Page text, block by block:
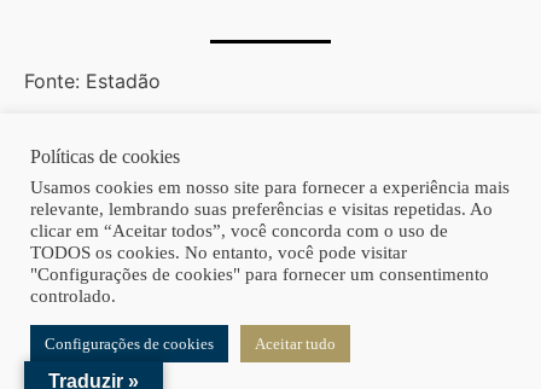
Fonte: Estadão
Copyright © 2026 | Homero Costa Advogados
Políticas de cookies
Usamos cookies em nosso site para fornecer a experiência mais
relevante, lembrando suas preferências e visitas repetidas. Ao
clicar em “Aceitar todos”, você concorda com o uso de
TODOS os cookies. No entanto, você pode visitar
"Configurações de cookies" para fornecer um consentimento
controlado.
Configurações de cookies Aceitar tudo
Traduzir »